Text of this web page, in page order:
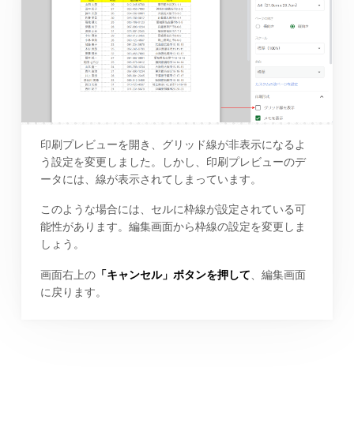
印刷プレビューを開き、グリッド線が非表示になるよ
う設定を変更しました。しかし、印刷プレビューのデ
ータには、線が表示されてしまっています。
このような場合には、セルに枠線が設定されている可
能性があります。編集画面から枠線の設定を変更しま
しょう。
画面右上の「キャンセル」ボタンを押して、編集画面
に戻ります。